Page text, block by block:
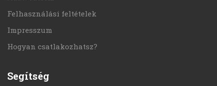
Felhasználási feltételek
Impresszum
Hogyan csatlakozhatsz?
Segítség